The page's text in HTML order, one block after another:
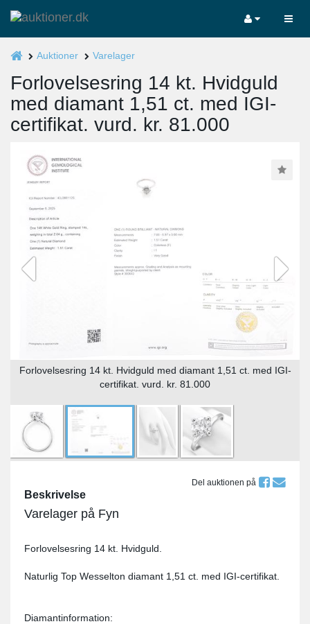
Auktioner Varelager
Forlovelsesring 14 kt. Hvidguld
med diamant 1,51 ct. med IGI-
certifikat. vurd. kr. 81.000
Forlovelsesring 14 kt. Hvidguld med diamant 1,51 ct. med IGI-
certifikat. vurd. kr. 81.000
Del auktionen på
Beskrivelse
Varelager på Fyn
Forlovelsesring 14 kt. Hvidguld.
Naturlig Top Wesselton diamant 1,51 ct. med IGI-certifikat.
Diamantinformation: